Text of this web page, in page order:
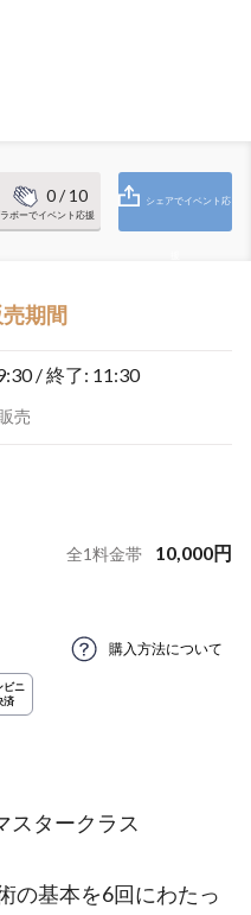
0/ 10
ボーでイベント応援
シェアでイベント応
期間
/ 終了: 11:30
売
全1料金帯 10,000円
購入方法について
スタークラス
の基本を6回にわたっ